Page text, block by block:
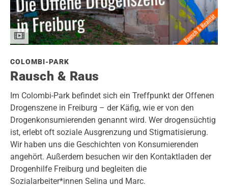
COLOMBI-PARK
Rausch & Raus
Im Colombi-Park befindet sich ein Treffpunkt der Offenen
Drogenszene in Freiburg – der Käfig, wie er von den
Drogenkonsumierenden genannt wird. Wer drogensüchtig
ist, erlebt oft soziale Ausgrenzung und Stigmatisierung.
Wir haben uns die Geschichten von Konsumierenden
angehört. Außerdem besuchen wir den Kontaktladen der
Drogenhilfe Freiburg und begleiten die
Sozialarbeiter*innen Selina und Marc.